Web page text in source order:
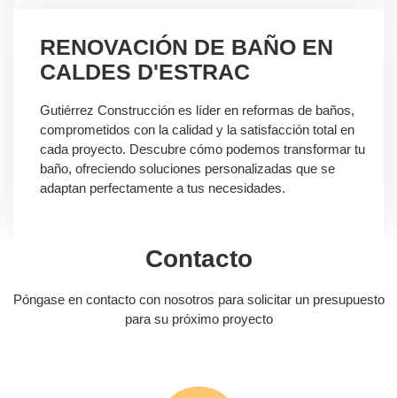
RENOVACIÓN DE BAÑO EN
CALDES D'ESTRAC
Gutiérrez Construcción es líder en reformas de baños,
comprometidos con la calidad y la satisfacción total en
cada proyecto. Descubre cómo podemos transformar tu
baño, ofreciendo soluciones personalizadas que se
adaptan perfectamente a tus necesidades.
Contacto
Póngase en contacto con nosotros para solicitar un presupuesto
para su próximo proyecto